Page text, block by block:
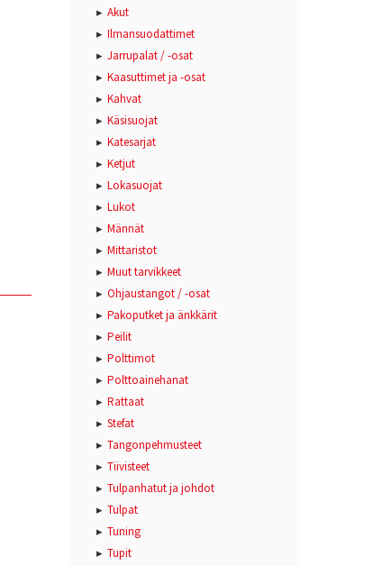
Akut
Ilmansuodattimet
Jarrupalat / -osat
Kaasuttimet ja -osat
Kahvat
Käsisuojat
Katesarjat
Ketjut
Lokasuojat
Lukot
Männät
Mittaristot
Muut tarvikkeet
Ohjaustangot / -osat
Pakoputket ja änkkärit
Peilit
Polttimot
Polttoainehanat
Rattaat
Stefat
Tangonpehmusteet
Tiivisteet
Tulpanhatut ja johdot
Tulpat
Tuning
Tupit